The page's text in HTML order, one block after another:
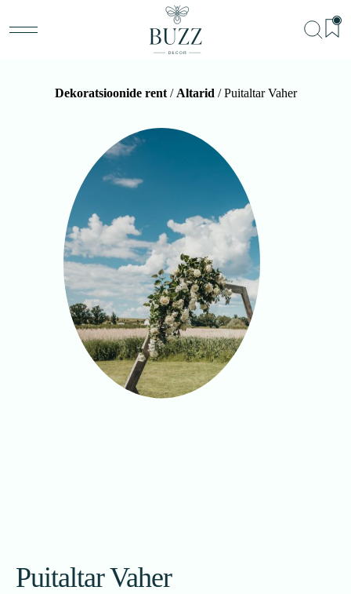
Dekoratsioonide rent/ Altarid / Puitaltar Vaher
Puitaltar Vaher